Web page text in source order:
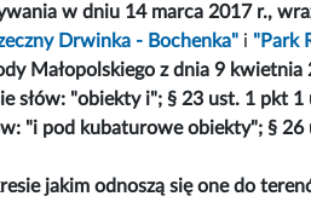
w dniu 14 marca 2017 r.,
Drwinka - Bochenka" i "Park
Małopolskiego z dnia 9
słów: "obiekty i"; § 23 ust. 1 pkt
"i pod kubaturowe obiekty"; §
jakim odnoszą się one do